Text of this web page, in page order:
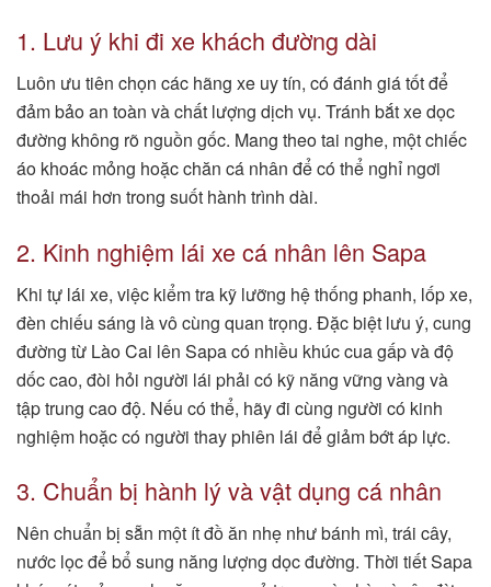
1. Lưu ý khi đi xe khách đường dài
Luôn ưu tiên chọn các hãng xe uy tín, có đánh giá tốt để
đảm bảo an toàn và chất lượng dịch vụ. Tránh bắt xe dọc
đường không rõ nguồn gốc. Mang theo tai nghe, một chiếc
áo khoác mỏng hoặc chăn cá nhân để có thể nghỉ ngơi
thoải mái hơn trong suốt hành trình dài.
2. Kinh nghiệm lái xe cá nhân lên Sapa
Khi tự lái xe, việc kiểm tra kỹ lưỡng hệ thống phanh, lốp xe,
đèn chiếu sáng là vô cùng quan trọng. Đặc biệt lưu ý, cung
đường từ Lào Cai lên Sapa có nhiều khúc cua gấp và độ
dốc cao, đòi hỏi người lái phải có kỹ năng vững vàng và
tập trung cao độ. Nếu có thể, hãy đi cùng người có kinh
nghiệm hoặc có người thay phiên lái để giảm bớt áp lực.
3. Chuẩn bị hành lý và vật dụng cá nhân
Nên chuẩn bị sẵn một ít đồ ăn nhẹ như bánh mì, trái cây,
nước lọc để bổ sung năng lượng dọc đường. Thời tiết Sapa